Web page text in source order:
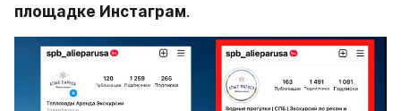
площадке Инстаграм.